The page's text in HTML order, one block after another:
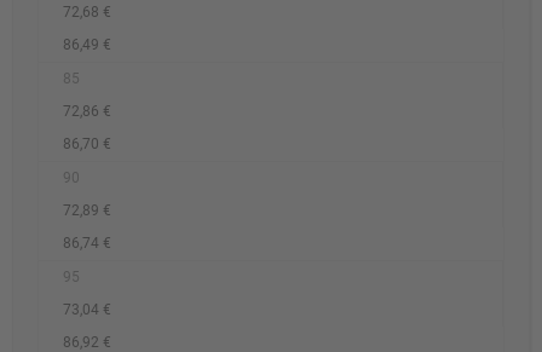
72,68 €
86,49 €
85
72,86 €
86,70 €
90
72,89 €
86,74 €
95
73,04 €
86,92 €